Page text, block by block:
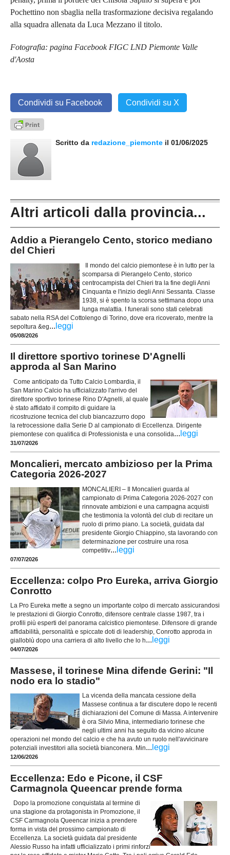
Pochettino non sbaglia nella trasformazione decisiva regalando
alla squadra allenata da Luca Mezzano il titolo.
Fotografia: pagina Facebook FIGC LND Piemonte Valle
d'Aosta
Condividi su Facebook Condividi su X
Scritto da redazione_piemonte il 01/06/2025
Altri articoli dalla provincia...
Addio a Pierangelo Cento, storico mediano
del Chieri
Il mondo del calcio piemontese è in lutto per la
scomparsa di Pierangelo Cento, storico
centrocampista del Chieri tra la fine degli Anni
Cinquanta e l'inizio degli Anni Sessanta. Classe
1938, si è spento la scorsa settimana dopo una
lunga malattia. I funerali sono stati celebrati
sabato nella RSA del Cottolengo di Torino, dove era ricoverato, mentre la
sepoltura &eg... leggi
05/08/2026
Il direttore sportivo torinese D'Agnelli
approda al San Marino
Come anticipato da Tutto Calcio Lombardia, il
San Marino Calcio ha ufficializzato l'arrivo del
direttore sportivo torinese Rino D'Agnelli, al quale
è stato affidato il compito di guidare la
ricostruzione tecnica del club biancazzurro dopo
la retrocessione dalla Serie D al campionato di Eccellenza. Dirigente
piemontese con qualifica di Professionista e una consolida... leggi
31/07/2026
Moncalieri, mercato ambizioso per la Prima
Categoria 2026-2027
MONCALIERI – Il Moncalieri guarda al
campionato di Prima Categoria 2026-2027 con
rinnovate ambizioni e una campagna acquisti
che testimonia la volontà del club di recitare un
ruolo di primo piano. La società, guidata dal
presidente Giorgio Chiappino, sta lavorando con
determinazione per costruire una rosa
competitiv... leggi
07/07/2026
Eccellenza: colpo Pro Eureka, arriva Giorgio
Conrotto
La Pro Eureka mette a segno un importante colpo di mercato assicurandosi
le prestazioni di Giorgio Conrotto, difensore centrale classe 1987, tra i
profili più esperti del panorama calcistico piemontese. Difensore di grande
affidabilità, personalità e spiccate doti di leadership, Conrotto approda in
gialloblù dopo una carriera di alto livello che lo h... leggi
04/07/2026
Massese, il torinese Mina difende Gerini: "Il
nodo era lo stadio"
La vicenda della mancata cessione della
Massese continua a far discutere dopo le recenti
dichiarazioni del Comune di Massa. A intervenire
è ora Silvio Mina, intermediario torinese che
negli ultimi anni ha seguito da vicino alcune
operazioni nel mondo del calcio e che ha avuto un ruolo nell'avvicinare
potenziali investitori alla società bianconera. Min... leggi
12/06/2026
Eccellenza: Edo e Picone, il CSF
Carmagnola Queencar prende forma
Dopo la promozione conquistata al termine di
una stagione da protagonista in Promozione, il
CSF Carmagnola Queencar inizia a prendere
forma in vista del prossimo campionato di
Eccellenza. La società guidata dal presidente
Alessio Russo ha infatti ufficializzato i primi rinforzi